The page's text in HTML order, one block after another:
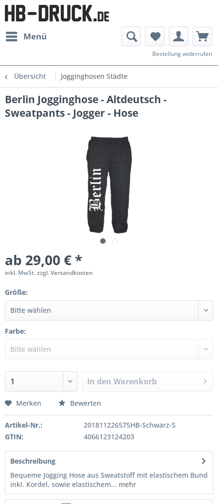
Menü
Bestellung widerrufen
Übersicht Jogginghosen Städte
Berlin Jogginghose - Altdeutsch -
Sweatpants - Jogger - Hose
ab 29,00 € *
inkl. MwSt.zzgl. Versandkosten
Größe:
Farbe:
In den Warenkorb
Merken Bewerten
Artikel-Nr.:
201811226575HB-Schwarz-S
GTIN:
4066123124203
Beschreibung
Bequeme Jogging Hose aus Sweatstoff mit elastischem Bund
inkl. Kordel, sowie elastischem... mehr